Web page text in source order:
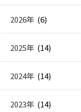
2026年 (6)
2025年 (14)
2024年 (14)
2023年 (14)